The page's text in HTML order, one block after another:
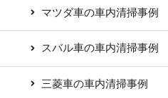
マツダ車の車内清掃事例
スバル車の車内清掃事例
三菱車の車内清掃事例